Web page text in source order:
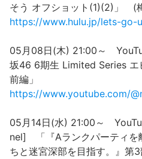
そう オフショット(1)(2)」 (
https://www.hulu.jp/lets-go-
05月08日(木) 21:00～
坂46 6期生 Limited Series エ
前編」
https://www.youtube.com/
05月14日(水) 21:00～
nel] 「『Aランクパーティを
ちと迷宮深部を目指す。』